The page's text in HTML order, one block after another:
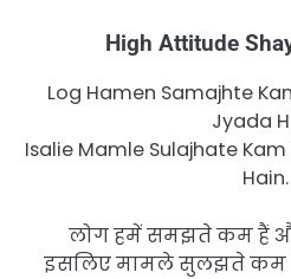
High Attitude
Log Hamen Samajhte
Jyada
Isalie Mamle Sulajhate
Hain.
लोग हमें समझते कम हैं
इसलिए मामले सुलझते कम